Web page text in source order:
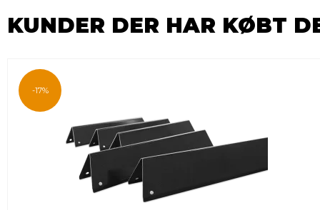
KUNDER DER HAR KØBT
-17%